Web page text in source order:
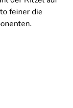
feiner die